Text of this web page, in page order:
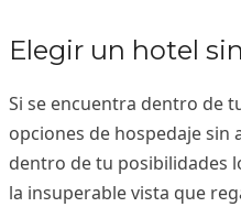
Elegir un hotel
Si se encuentra dentro de
opciones de hospedaje sin
dentro de tu posibilidades
la insuperable vista que